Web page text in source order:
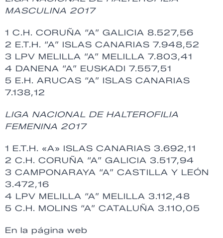
MASCULINA 2017
1 C.H. CORUÑA “A” GALICIA 8.527,56
2 E.T.H. “A” ISLAS CANARIAS 7.948,52
3 LPV MELILLA “A” MELILLA 7.803,41
4 DANENA “A” EUSKADI 7.557,51
5 E.H. ARUCAS “A” ISLAS CANARIAS
7.138,12
LIGA NACIONAL DE HALTEROFILIA
FEMENINA 2017
1 E.T.H. «A» ISLAS CANARIAS 3.692,11
2 C.H. CORUÑA “A” GALICIA 3.517,94
3 CAMPONARAYA “A” CASTILLA Y LEÓN
3.472,16
4 LPV MELILLA “A” MELILLA 3.112,48
5 C.H. MOLINS “A” CATALUÑA 3.110,05
En la página web